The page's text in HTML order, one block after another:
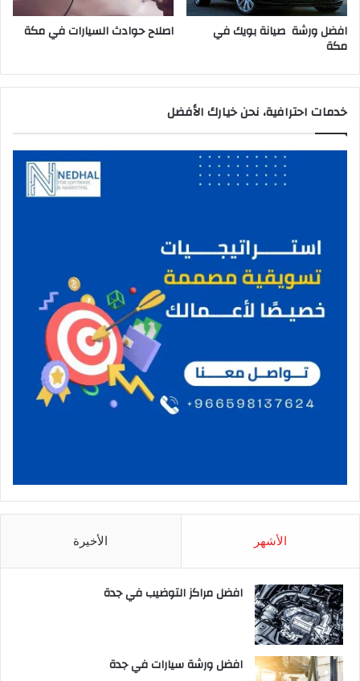
افضل ورشة صيانة بويك في
مكة
اصلاح حوادث السيارات في مكة
خدمات احترافية، نحن خيارك الأفضل
الأشهر الأخيرة
افضل مراكز التوضيب في جدة
افضل ورشة سيارات في جدة